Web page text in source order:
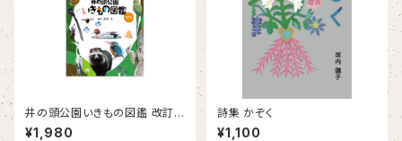
井の頭公園いきもの図鑑 改訂
版（第3刷）
¥1,980
詩集 かぞく
¥1,100